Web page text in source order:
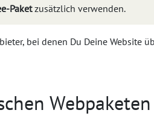
Paketzusätzlich verwenden.
bei denen Du Deine Website